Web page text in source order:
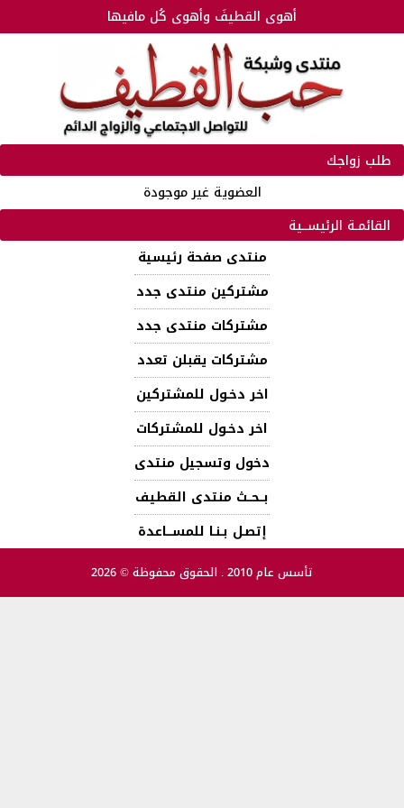
أهوى القطيفَ وأهوى كُل مافيها
طلب زواجك
العضوية غير موجودة
القائمـة الرئيســية
منتدى صفحة رئيسية
مشتركين منتدى جدد
مشتركات منتدى جدد
مشتركات يقبلن تعدد
اخر دخـول للمشتركين
اخر دخـول للمشتركات
دخول وتسجيل منتدى
بــحــث منتدى القطيف
إتصـل بـنـا للمســـاعدة
تأسس عام 2010 . الحقوق محفوظة © 2026